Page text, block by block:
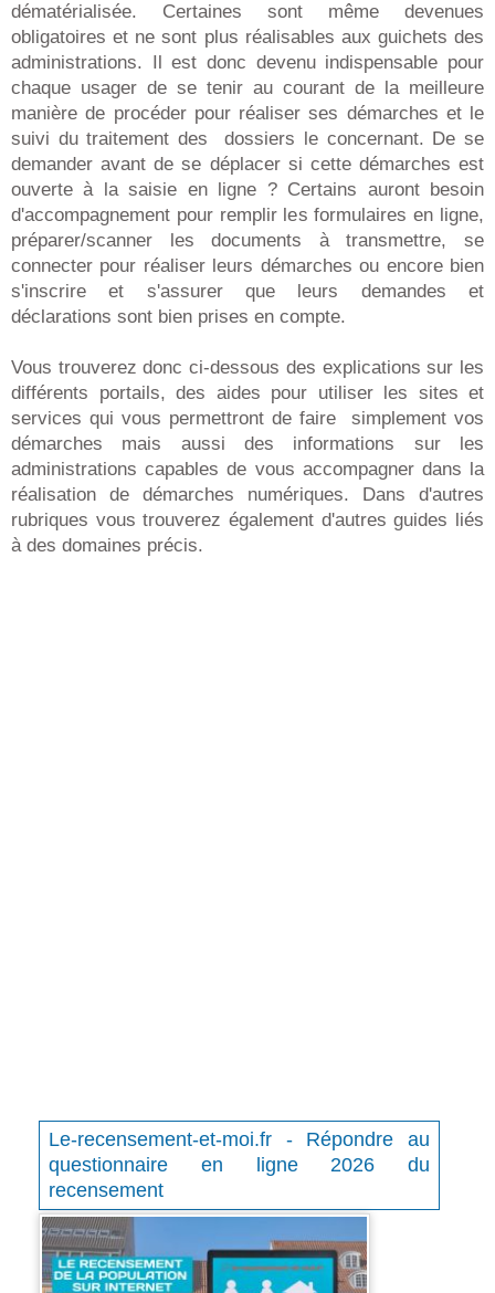
dématérialisée. Certaines sont même devenues
obligatoires et ne sont plus réalisables aux guichets des
administrations. Il est donc devenu indispensable pour
chaque usager de se tenir au courant de la meilleure
manière de procéder pour réaliser ses démarches et le
suivi du traitement des dossiers le concernant. De se
demander avant de se déplacer si cette démarches est
ouverte à la saisie en ligne ? Certains auront besoin
d'accompagnement pour remplir les formulaires en ligne,
préparer/scanner les documents à transmettre, se
connecter pour réaliser leurs démarches ou encore bien
s'inscrire et s'assurer que leurs demandes et
déclarations sont bien prises en compte.
Vous trouverez donc ci-dessous des explications sur les
différents portails, des aides pour utiliser les sites et
services qui vous permettront de faire simplement vos
démarches mais aussi des informations sur les
administrations capables de vous accompagner dans la
réalisation de démarches numériques. Dans d'autres
rubriques vous trouverez également d'autres guides liés
à des domaines précis.
Le-recensement-et-moi.fr - Répondre au
questionnaire en ligne 2026 du
recensement